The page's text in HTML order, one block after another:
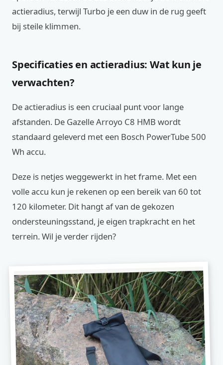
actieradius, terwijl Turbo je een duw in de rug geeft
bij steile klimmen.
Specificaties en actieradius: Wat kun je
verwachten?
De actieradius is een cruciaal punt voor lange
afstanden. De Gazelle Arroyo C8 HMB wordt
standaard geleverd met een Bosch PowerTube 500
Wh accu.
Deze is netjes weggewerkt in het frame. Met een
volle accu kun je rekenen op een bereik van 60 tot
120 kilometer. Dit hangt af van de gekozen
ondersteuningsstand, je eigen trapkracht en het
terrein. Wil je verder rijden?